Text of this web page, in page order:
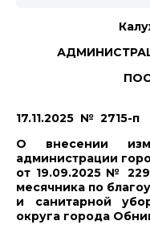
17.11.2025 № 2715-п
О внесении
администрации
от 19.09.2025 №
месячника по
и санитарной
округа города